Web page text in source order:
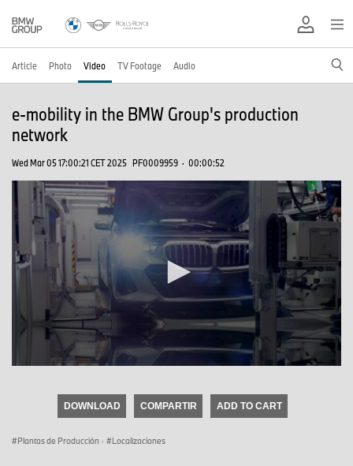
Article Photo Video TV Footage Audio
e-mobility in the BMW Group's production
network
Wed Mar 05 17:00:21 CET 2025 PF0009959 · 00:00:52
seconds
DOWNLOAD COMPARTIR ADD TO CART
Plantas de Producción · Localizaciones